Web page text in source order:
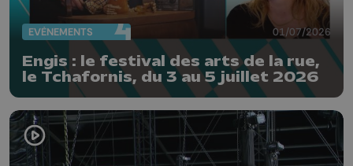
EVÈNEMENTS 01/07/2026
Engis : le festival des arts de la rue,
le Tchafornis, du 3 au 5 juillet 2026